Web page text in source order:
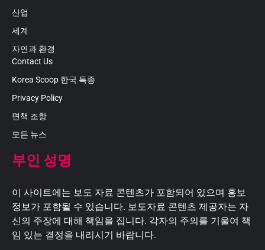
산업
세계
자연과 환경
Contact Us
Korea Scoop 한국 특종
Privacy Policy
면책 조항
모든 뉴스
부인 성명
이 사이트에는 보도 자료 콘텐츠가 포함되어 있으며 홍보
정보가 포함될 수 있습니다. 보도자료 콘텐츠 제공자는 자
신의 주장에 대해 책임을 집니다. 각자의 주의를 기울여 책
임 있는 결정을 내리시기 바랍니다.